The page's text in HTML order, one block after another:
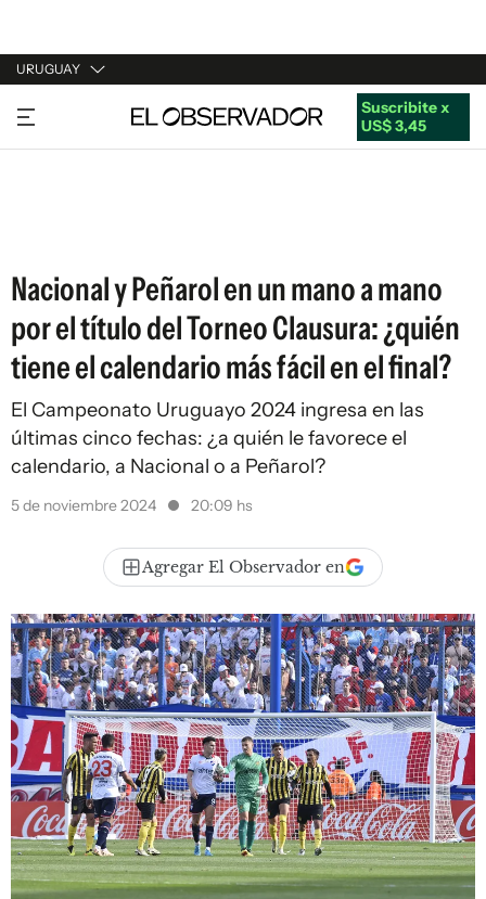
URUGUAY
URUGUAY
ARGENTINA
Suscribite x
US$ 3,45
Nacional y Peñarol en un mano a mano
por el título del Torneo Clausura: ¿quién
tiene el calendario más fácil en el final?
El Campeonato Uruguayo 2024 ingresa en las
últimas cinco fechas: ¿a quién le favorece el
calendario, a Nacional o a Peñarol?
5 de noviembre 2024 20:09 hs
Agregar El Observador en